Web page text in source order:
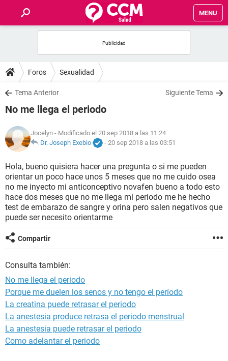
MENU
FOROS
SALUD
NUTRICIÓN
BIENESTAR
SEXUALIDAD
GLOSARIO
Foros Sexualidad
Tema Anterior Siguiente Tema
No me llega el periodo
Jocelyn - Modificado el 20 sep 2018 a las 11:24
Dr. Joseph Exebio
- 20 sep 2018 a las 03:51
Hola, bueno quisiera hacer una pregunta o si me pueden
orientar un poco hace unos 5 meses que no me cuido osea
no me inyecto mi anticonceptivo novafen bueno a todo esto
hace dos meses que no me llega mi periodo me he hecho
test de embarazo de sangre y orina pero salen negativos que
puede ser necesito orientarme
Compartir
Consulta también:
No me llega el periodo
Porque me duelen los senos y no tengo el período
La creatina puede retrasar el periodo
La anestesia produce retrasa el periodo menstrual
La anestesia puede retrasar el periodo
Como adelantar el periodo